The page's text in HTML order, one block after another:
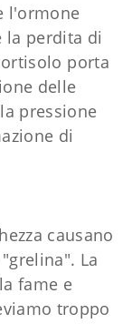
l'ormone
la perdita di
porta
delle
pressione
di
causano
La
fame e
troppo